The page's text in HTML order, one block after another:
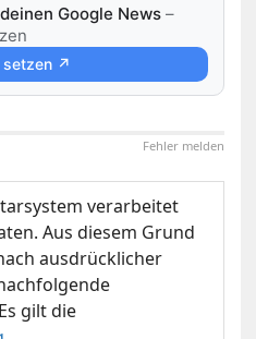
Google News –
setzen ↗
Fehler melden
verarbeitet
Aus diesem Grund
ausdrücklicher
gilt die